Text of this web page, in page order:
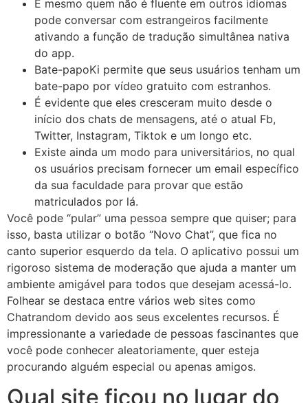
E mesmo quem não é fluente em outros idiomas
pode conversar com estrangeiros facilmente
ativando a função de tradução simultânea nativa
do app.
Bate-papoKi permite que seus usuários tenham um
bate-papo por vídeo gratuito com estranhos.
É evidente que eles cresceram muito desde o
início dos chats de mensagens, até o atual Fb,
Twitter, Instagram, Tiktok e um longo etc.
Existe ainda um modo para universitários, no qual
os usuários precisam fornecer um email específico
da sua faculdade para provar que estão
matriculados por lá.
Você pode “pular” uma pessoa sempre que quiser; para
isso, basta utilizar o botão “Novo Chat”, que fica no
canto superior esquerdo da tela. O aplicativo possui um
rigoroso sistema de moderação que ajuda a manter um
ambiente amigável para todos que desejam acessá-lo.
Folhear se destaca entre vários web sites como
Chatrandom devido aos seus excelentes recursos. É
impressionante a variedade de pessoas fascinantes que
você pode conhecer aleatoriamente, quer esteja
procurando alguém especial ou apenas amigos.
Qual site ficou no lugar do